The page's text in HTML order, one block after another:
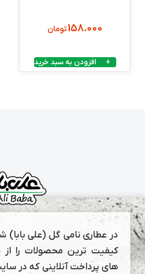
158.000تومان
افزودن به سبد خرید
در عطاری نامی گل (علی بابا)
کیفیت ترین محصولات را از
های پرداخت آنلاینی که در